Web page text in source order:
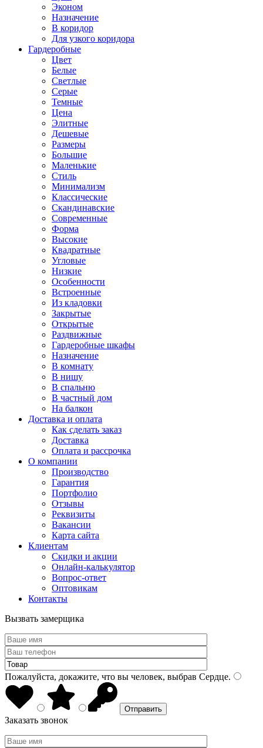
Эконом
Назначение
В коридор
Для узкого коридора
Гардеробные
Цвет
Белые
Светлые
Серые
Темные
Цена
Элитные
Дешевые
Размеры
Большие
Маленькие
Стиль
Минимализм
Классические
Скандинавские
Современные
Форма
Высокие
Квадратные
Угловые
Низкие
Особенности
Встроенные
Из кладовки
Закрытые
Открытые
Раздвижные
Гардеробные шкафы
Назначение
В комнату
В нишу
В спальню
В частный дом
На балкон
Доставка и оплата
Как сделать заказ
Доставка
Оплата и рассрочка
О компании
Производство
Гарантия
Портфолио
Отзывы
Реквизиты
Вакансии
Карта сайта
Клиентам
Скидки и акции
Онлайн-калькулятор
Вопрос-ответ
Оптовикам
Контакты
Вызвать замерщика
Пожалуйста, докажите, что вы человек, выбрав Сердце.
Заказать звонок